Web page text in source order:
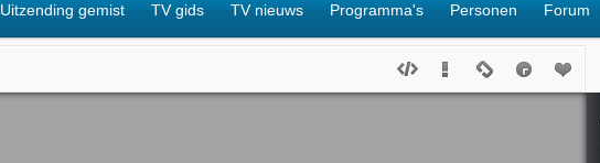
Uitzending gemist TV gids TV nieuws Programma's Personen Forum